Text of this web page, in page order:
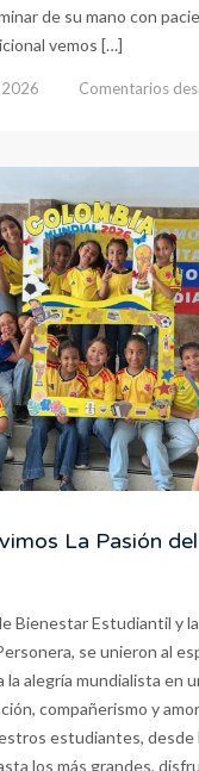
de su mano con
vemos […]
Comentarios
La Pasión del
Bienestar Estudiantil y la
se unieron al
la alegría mundialista en
compañerismo y
estudiantes, desde
los más grandes,